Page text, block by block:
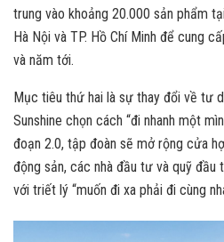
trung vào khoảng 20.000 sản phẩm
Hà Nội và TP. Hồ Chí Minh để cung
và năm tới.
Mục tiêu thứ hai là sự thay đổi về tư
Sunshine chọn cách “đi nhanh một
đoạn 2.0, tập đoàn sẽ mở rộng cửa
động sản, các nhà đầu tư và quỹ
với triết lý “muốn đi xa phải đi cùng